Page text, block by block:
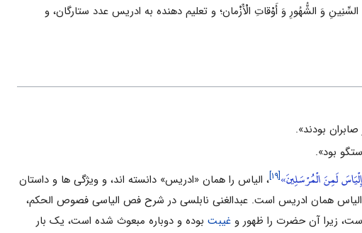
وَ الشُّهُورِ وَ أَوْقاتِ الْأَزْمان؛ و تعلیم دهنده به ادریس عدد ستارگان، و
بودند».
بود».
لَمِنَ الْمُرْسَلِينَ»[۱۹]
، الیاس را همان «ادریس» دانسته اند، و ویژگى ‌ها و داستان
الیاس‏ همان ادریس‏ است. عبدالغنى نابلسى در شرح فص الیاسى فصوص الحکم،
زیرا آن حضرت را ظهور و غیبت بوده و دوباره مبعوث شده است، یک بار